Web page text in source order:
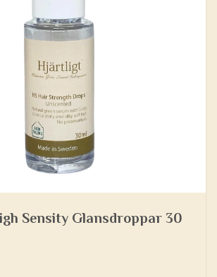
Sensity Glansdroppar 30